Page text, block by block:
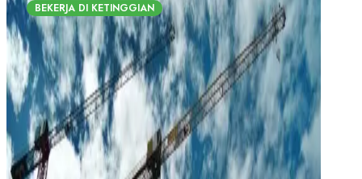
BEKERJA DI KETINGGIAN